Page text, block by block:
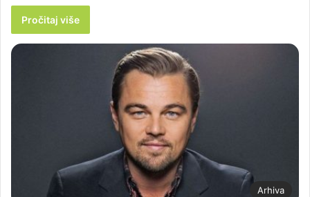
Pročitaj više
Arhiva